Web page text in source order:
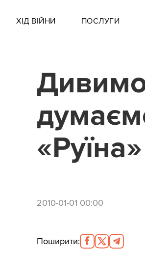
ХІД ВІЙНИ ПОСЛУГИ
«Руїна»
2010-01-01 00:00
Поширити: